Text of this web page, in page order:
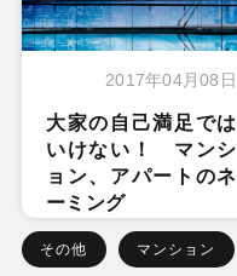
2017年04月08日
大家の自己満足では
いけない！ マンシ
ョン、アパートのネ
ーミング
その他 マンション